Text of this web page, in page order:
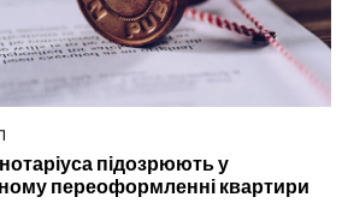
підозрюють у
переоформленні квартири